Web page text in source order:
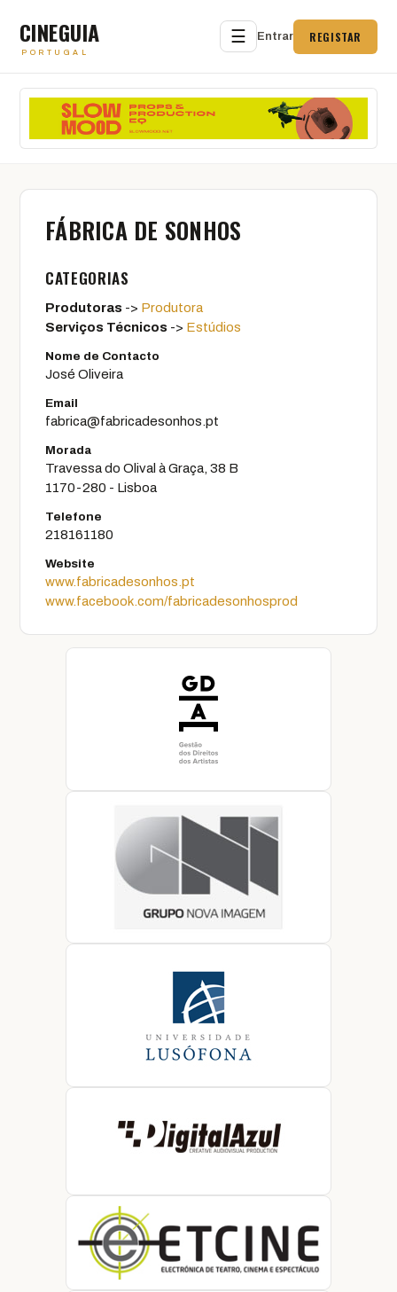
CINEGUIA
PORTUGAL
☰ Entrar REGISTAR
FÁBRICA DE SONHOS
CATEGORIAS
Produtoras -> Produtora
Serviços Técnicos -> Estúdios
Nome de Contacto
José Oliveira
Email
fabrica@fabricadesonhos.pt
Morada
Travessa do Olival à Graça, 38 B
1170-280 - Lisboa
Telefone
218161180
Website
www.fabricadesonhos.pt
www.facebook.com/fabricadesonhosprod